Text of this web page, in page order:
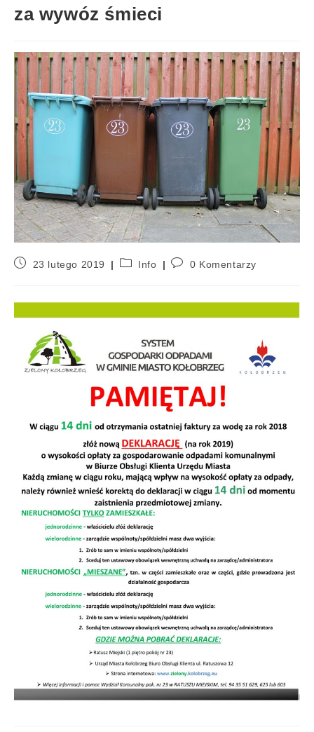
za wywóz śmieci
23 lutego 2019 Info 0 Komentarzy